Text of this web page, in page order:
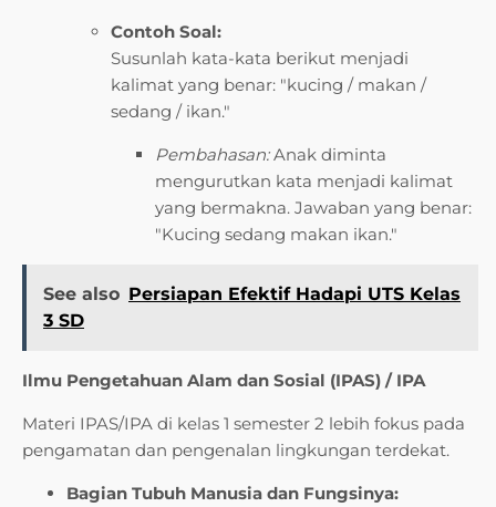
Contoh Soal:
Susunlah kata-kata berikut menjadi
kalimat yang benar: "kucing / makan /
sedang / ikan."
Pembahasan:Anak diminta
mengurutkan kata menjadi kalimat
yang bermakna. Jawaban yang benar:
"Kucing sedang makan ikan."
See also Persiapan Efektif Hadapi UTS Kelas
3 SD
Ilmu Pengetahuan Alam dan Sosial (IPAS) / IPA
Materi IPAS/IPA di kelas 1 semester 2 lebih fokus pada
pengamatan dan pengenalan lingkungan terdekat.
Bagian Tubuh Manusia dan Fungsinya: